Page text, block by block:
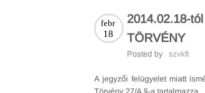
2014.02.18-
TÖRVÉNY
febr
18
Posted by szvkft
A jegyzői felügyelet miatt